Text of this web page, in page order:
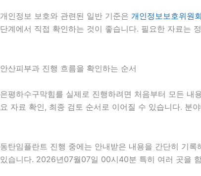
개인정보 보호와 관련된 일반 기준은 개인정보보호위원회
단계에서 직접 확인하는 것이 좋습니다. 필요한 자료는
안산피부과 진행 흐름을 확인하는 순서
은평하수구막힘를 실제로 진행하려면 처음부터 모든
요 자료 확인, 최종 검토 순서로 이어질 수 있습니다. 분
동탄임플란트 진행 중에는 안내받은 내용을 간단히 기
있습니다. 2026년07월07일 00시40분 특히 여러 곳을